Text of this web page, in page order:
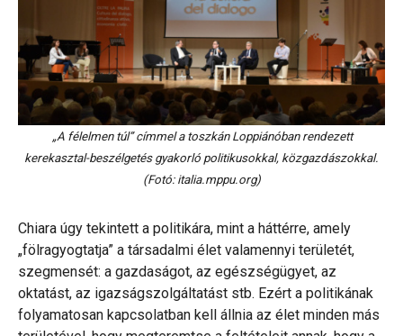
„A félelmen túl” címmel a toszkán Loppiánóban rendezett
kerekasztal-beszélgetés gyakorló politikusokkal, közgazdászokkal.
(Fotó: italia.mppu.org)
Chiara úgy tekintett a politikára, mint a háttérre, amely
„fölragyogtatja” a társadalmi élet valamennyi területét,
szegmensét: a gazdaságot, az egészségügyet, az
oktatást, az igazságszolgáltatást stb. Ezért a politikának
folyamatosan kapcsolatban kell állnia az élet minden más